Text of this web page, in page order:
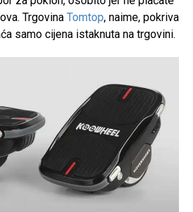
Trgovina Tomtop, naime, pokriva
samo cijena istaknuta na trgovini.